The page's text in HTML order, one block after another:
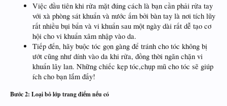
Việc đầu tiên khi rửa mặt đúng cách là bạn cần phải rửa tay
với xà phòng sát khuẩn và nước ấm bởi bàn tay là nơi tích lũy
rất nhiều bụi bẩn và vi khuẩn sau một ngày dài rất dễ tạo cơ
hội cho vi khuẩn xâm nhập vào da.
Tiếp đến, hãy buộc tóc gọn gàng để tránh cho tóc không bị
ướt cũng như dính vào da khi rửa, đồng thời ngăn chặn vi
khuẩn lây lan. Những chiếc kẹp tóc,chụp mũ cho tóc sẽ giúp
ích cho bạn lắm đấy!
Bước 2: Loại bỏ lớp trang điểm nếu có